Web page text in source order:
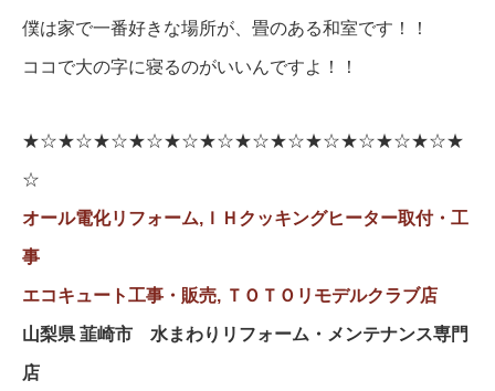
僕は家で一番好きな場所が、畳のある和室です！！
ココで大の字に寝るのがいいんですよ！！
★☆★☆★☆★☆★☆★☆★☆★☆★☆★☆★☆★☆★
☆
オール電化リフォーム,ＩＨクッキングヒーター取付・工
事
エコキュート工事・販売, ＴＯＴＯリモデルクラブ店
山梨県 韮崎市 水まわりリフォーム・メンテナンス専門
店